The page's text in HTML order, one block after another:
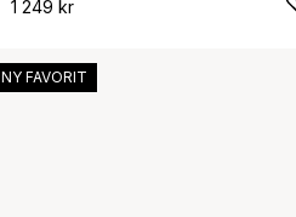
1 249 kr
NY FAVORIT